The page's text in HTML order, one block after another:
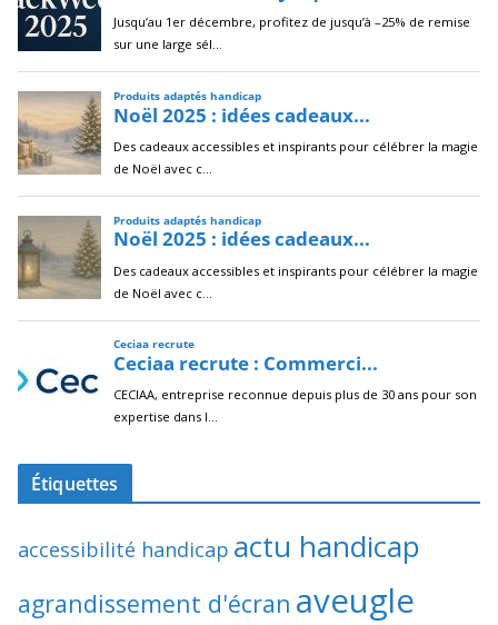
Étiquettes
accessibilité handicap actu handicap
agrandissement d'écran aveugle